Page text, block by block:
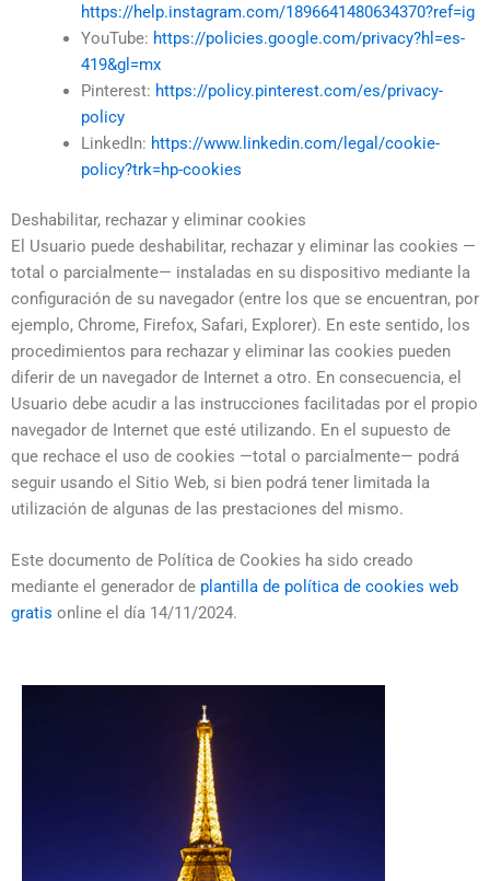
https://help.instagram.com/1896641480634370?ref=ig
YouTube: https://policies.google.com/privacy?hl=es-
419&gl=mx
Pinterest: https://policy.pinterest.com/es/privacy-
policy
LinkedIn: https://www.linkedin.com/legal/cookie-
policy?trk=hp-cookies
Deshabilitar, rechazar y eliminar cookies
El Usuario puede deshabilitar, rechazar y eliminar las cookies —
total o parcialmente— instaladas en su dispositivo mediante la
configuración de su navegador (entre los que se encuentran, por
ejemplo, Chrome, Firefox, Safari, Explorer). En este sentido, los
procedimientos para rechazar y eliminar las cookies pueden
diferir de un navegador de Internet a otro. En consecuencia, el
Usuario debe acudir a las instrucciones facilitadas por el propio
navegador de Internet que esté utilizando. En el supuesto de
que rechace el uso de cookies —total o parcialmente— podrá
seguir usando el Sitio Web, si bien podrá tener limitada la
utilización de algunas de las prestaciones del mismo.
Este documento de Política de Cookies ha sido creado
mediante el generador de plantilla de política de cookies web
gratis online el día 14/11/2024.